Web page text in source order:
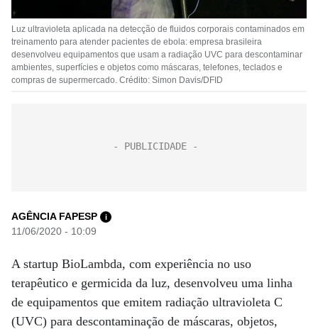
Luz ultravioleta aplicada na detecção de fluidos corporais contaminados em
treinamento para atender pacientes de ebola: empresa brasileira
desenvolveu equipamentos que usam a radiação UVC para descontaminar
ambientes, superfícies e objetos como máscaras, telefones, teclados e
compras de supermercado. Crédito: Simon Davis/DFID
AGÊNCIA FAPESP i
11/06/2020 - 10:09
A startup BioLambda, com experiência no uso
terapêutico e germicida da luz, desenvolveu uma linha
de equipamentos que emitem radiação ultravioleta C
(UVC) para descontaminação de máscaras, objetos,